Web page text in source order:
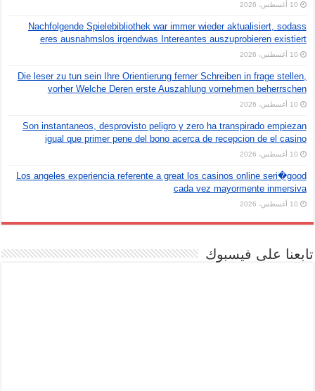
10 أغسطس، 2026
Nachfolgende Spielebibliothek war immer wieder aktualisiert, sodass
eres ausnahmslos irgendwas Intereantes auszuprobieren existiert
10 أغسطس، 2026
Die leser zu tun sein Ihre Orientierung ferner Schreiben in frage stellen,
vorher Welche Deren erste Auszahlung vornehmen beherrschen
10 أغسطس، 2026
Son instantaneos, desprovisto peligro y zero ha transpirado empiezan
igual que primer pene del bono acerca de recepcion de el casino
10 أغسطس، 2026
Los angeles experiencia referente a great los casinos online seri�good
cada vez mayormente inmersiva
10 أغسطس، 2026
تابعنا على فيسبوك